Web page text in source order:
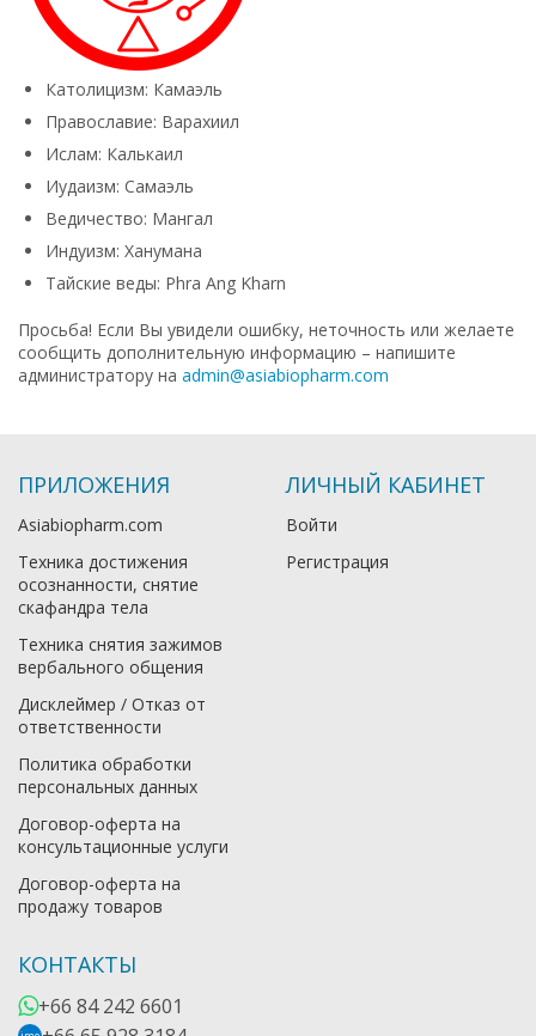
Католицизм: Камаэль
Православие: Варахиил
Ислам: Калькаил
Иудаизм: Самаэль
Ведичество: Мангал
Индуизм: Ханумана
Тайские веды: Phra Ang Kharn
Просьба! Если Вы увидели ошибку, неточность или желаете
сообщить дополнительную информацию – напишите
администратору на admin@asiabiopharm.com
ПРИЛОЖЕНИЯ
Asiabiopharm.com
Техника достижения
осознанности, снятие
скафандра тела
Техника снятия зажимов
вербального общения
Дисклеймер / Отказ от
ответственности
Политика обработки
персональных данных
Договор-оферта на
консультационные услуги
Договор-оферта на
продажу товаров
ЛИЧНЫЙ КАБИНЕТ
Войти
Регистрация
КОНТАКТЫ
+66 84 242 6601